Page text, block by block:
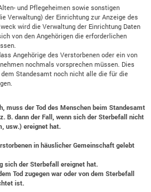
und Pflegeheimen sowie sonstigen
Verwaltung) der Einrichtung zur Anzeige des
wird die Verwaltung der Einrichtung Daten
von den Angehörigen die erforderlichen
Angehörige des Verstorbenen oder ein von
nochmals vorsprechen müssen. Dies
Standesamt noch nicht alle die für die
muss der Tod des Menschen beim Standesamt
B. dann der Fall, wenn sich der Sterbefall nicht
usw.) ereignet hat.
in häuslicher Gemeinschaft gelebt
sich der Sterbefall ereignet hat.
Tod zugegen war oder von dem Sterbefall
ist.